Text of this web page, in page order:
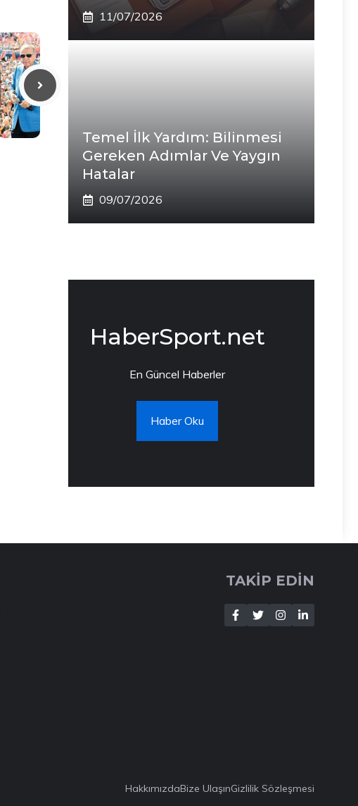
11/07/2026
Temel İlk Yardım: Bilinmesi
Gereken Adımlar Ve Yaygın
Hatalar
09/07/2026
HaberSport.net
En Güncel Haberler
Haber Oku
TAKİP EDİN
HakkımızdaBize UlaşınGizlilik Sözleşmesi